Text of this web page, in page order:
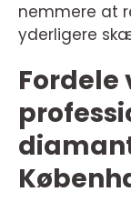
nemmere at
yderligere